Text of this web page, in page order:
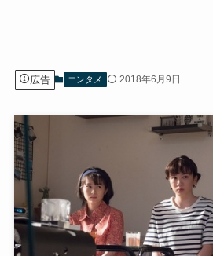
広告 エンタメ 2018年6月9日